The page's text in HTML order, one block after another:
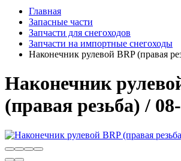
Главная
Запасные части
Запчасти для снегоходов
Запчасти на импортные снегоходы
Наконечник рулевой BRP (правая
Наконечник
(правая резьба) /